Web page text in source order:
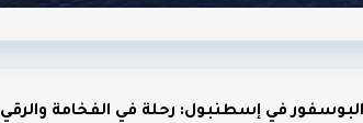
البوسفور في إسطنبول: رحلة في الفخامة والرقي